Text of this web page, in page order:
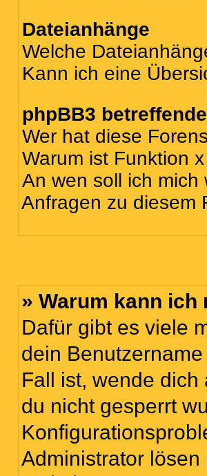
Dateianhänge
Welche
Kann ich eine
phpBB3
Wer hat diese
Warum ist Funktion
An wen soll ich
Anfragen zu diesem
» Warum kann
Dafür gibt es viele
dein
Fall ist, wende
du nicht gesperrt
Administrator lösen